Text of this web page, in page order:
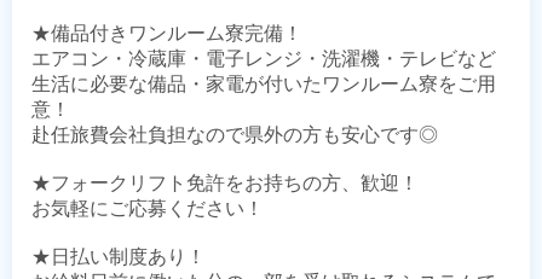
★備品付きワンルーム寮完備！
エアコン・冷蔵庫・電子レンジ・洗濯機・テレビなど
生活に必要な備品・家電が付いたワンルーム寮をご用
意！
赴任旅費会社負担なので県外の方も安心です◎
★フォークリフト免許をお持ちの方、歓迎！
お気軽にご応募ください！
★日払い制度あり！